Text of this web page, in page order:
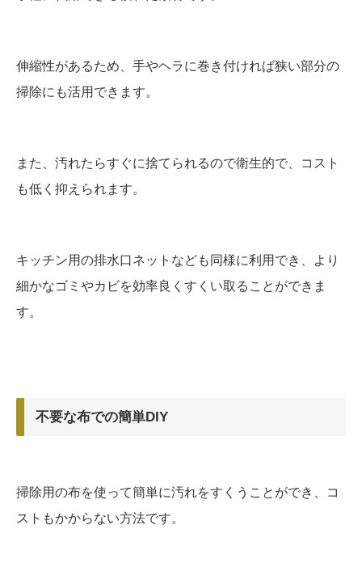
伸縮性があるため、手やヘラに巻き付ければ狭い部分の
掃除にも活用できます。
また、汚れたらすぐに捨てられるので衛生的で、コスト
も低く抑えられます。
キッチン用の排水口ネットなども同様に利用でき、より
細かなゴミやカビを効率良くすくい取ることができま
す。
不要な布での簡単DIY
掃除用の布を使って簡単に汚れをすくうことができ、コ
ストもかからない方法です。